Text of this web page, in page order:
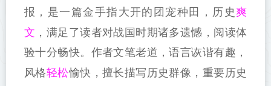
报，是一篇金手指大开的团宠种田，历史 爽
文 ，满足了读者对战国时期诸多遗憾，阅读体
验十分畅快。作者文笔老道，语言诙谐有趣，
风格轻松愉快，擅长描写历史群像，重要历史